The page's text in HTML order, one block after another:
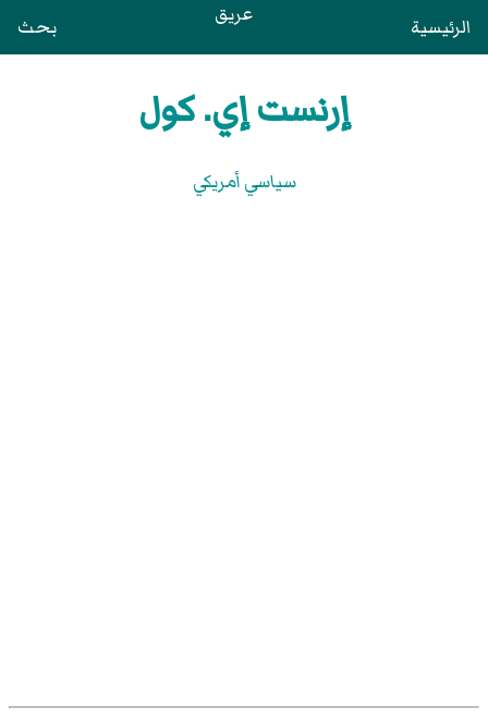
الرئيسية عريق بحث
إرنست إي. كول
سياسي أمريكي